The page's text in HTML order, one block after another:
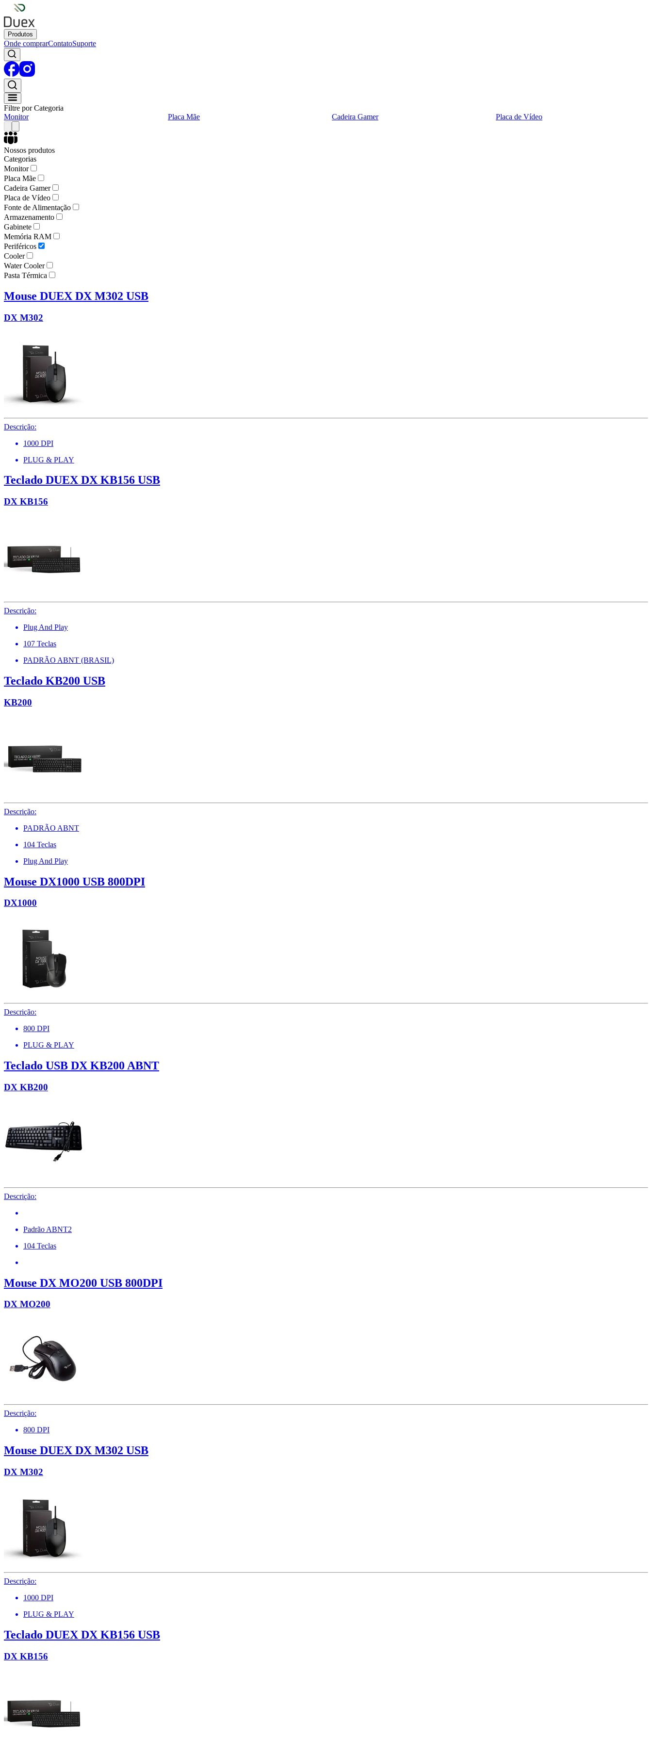
Produtos
Onde comprarContatoSuporte
Filtre por Categoria
Monitor
Placa Mãe Cadeira Gamer Placa de Vídeo
Nossos produtos
Categorias
Monitor
Placa Mãe
Cadeira Gamer
Placa de Vídeo
Fonte de Alimentação
Armazenamento
Gabinete
Memória RAM
Periféricos
Cooler
Water Cooler
Pasta Térmica
Mouse DUEX DX M302 USB
DX M302
Descrição:
1000 DPI
PLUG & PLAY
Teclado DUEX DX KB156 USB
DX KB156
Descrição:
Plug And Play
107 Teclas
PADRÃO ABNT (BRASIL)
Teclado KB200 USB
KB200
Descrição:
PADRÃO ABNT
104 Teclas
Plug And Play
Mouse DX1000 USB 800DPI
DX1000
Descrição:
800 DPI
PLUG & PLAY
Teclado USB DX KB200 ABNT
DX KB200
Descrição:
Padrão ABNT2
104 Teclas
Mouse DX MO200 USB 800DPI
DX MO200
Descrição:
800 DPI
Mouse DUEX DX M302 USB
DX M302
Descrição:
1000 DPI
PLUG & PLAY
Teclado DUEX DX KB156 USB
DX KB156